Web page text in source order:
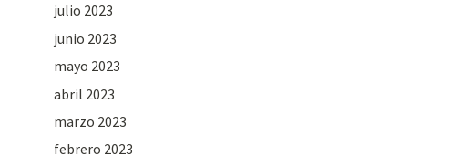
julio 2023
junio 2023
mayo 2023
abril 2023
marzo 2023
febrero 2023